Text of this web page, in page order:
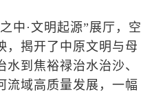
·文明起源”展厅，空
，揭开了中原文明与母
到焦裕禄治水治沙、
流域高质量发展，一幅